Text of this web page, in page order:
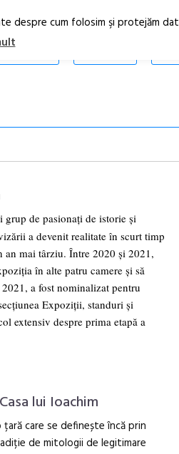
de pasionați de istorie și
a devenit realitate în scurt timp
an mai târziu. Între 2020 şi 2021,
în alte patru camere și să
a fost nominalizat pentru
Expoziții, standuri și
extensiv despre prima etapă a
lui Ioachim
care se definește încă prin
de mitologii de legitimare
Anuala de artă urbană
Artown NOW #5:
Gramatica libertății
despre cum folosim şi protejăm